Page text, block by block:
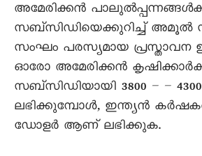
അമേരിക്കൻ
സബ്‌സിഡിയെക്കുറിച്ച്
സംഘം പരസ്യമായ പ്രസ്താവന
ഓരോ അമേരിക്കൻ
സബ്സിഡിയായി 3800 – –
ലഭിക്കുമ്പോൾ, ഇന്ത്യൻ
ഡോളർ ആണ് ലഭിക്കുക.